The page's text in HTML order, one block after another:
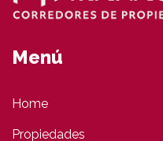
Menú
Home
Propiedades